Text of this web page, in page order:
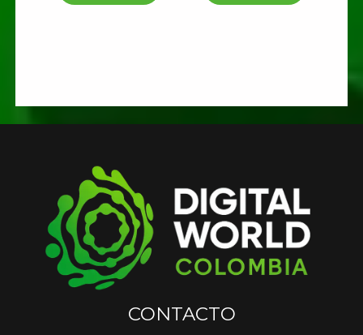
CONTACTO